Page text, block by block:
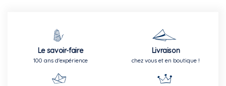
Le savoir-faire
100 ans d'expérience
Livraison
chez vous et en boutique !